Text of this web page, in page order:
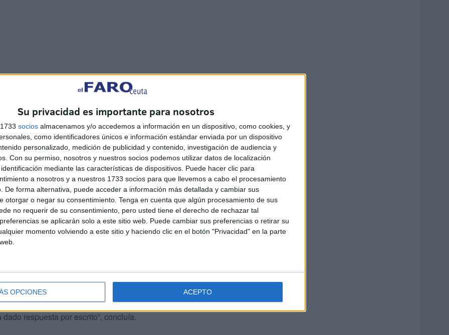
Su privacidad es importante para nosotros
socios almacenamos y/o accedemos a información en un dispositivo, como cookies, y
como identificadores únicos e información estándar enviada por un dispositivo
personalizado, medición de publicidad y contenido, investigación de audiencia y
Con su permiso, nosotros y nuestros socios podemos utilizar datos de localización
mediante las características de dispositivos. Puede hacer clic para
a nosotros y a nuestros 1733 socios para que llevemos a cabo el procesamiento
De forma alternativa, puede acceder a información más detallada y cambiar sus
otorgar o negar su consentimiento. Tenga en cuenta que algún procesamiento de sus
no requerir de su consentimiento, pero usted tiene el derecho de rechazar tal
se aplicarán solo a este sitio web. Puede cambiar sus preferencias o retirar su
momento volviendo a este sitio y haciendo clic en el botón "Privacidad" en la parte
OPCIONES ACEPTO
y usted no va a cambiar el sentido de una
qué previsiones tiene el Gobierno y objetivos a
morales con el sentido de incendiar y de que
a seguir trabajando. ¿Dónde estaba usted el lunes
algo para la situación que estábamos
preguntas por escrito. Si no ha tenido tiempo para
ese no es mi problema”, continuó, tras lo que Verdejo
en la frontera “pero no le he visto en ninguno de los
de dónde albergar a esa invasión, según usted”.
a incendiar el pleno con unas preguntas morales que
respuesta por escrito”, concluía.